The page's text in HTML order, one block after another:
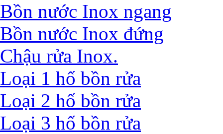
Bồn nước Inox ngang
Bồn nước Inox đứng
Chậu rửa Inox.
Loại 1 hố bồn rửa
Loại 2 hố bồn rửa
Loại 3 hố bồn rửa